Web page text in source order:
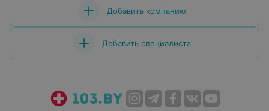
Добавить компанию
Добавить специалиста